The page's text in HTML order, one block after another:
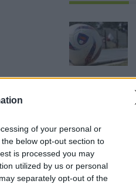
of your personal or
below opt-out section to
is processed you may
utilized by us or personal
separately opt-out of the